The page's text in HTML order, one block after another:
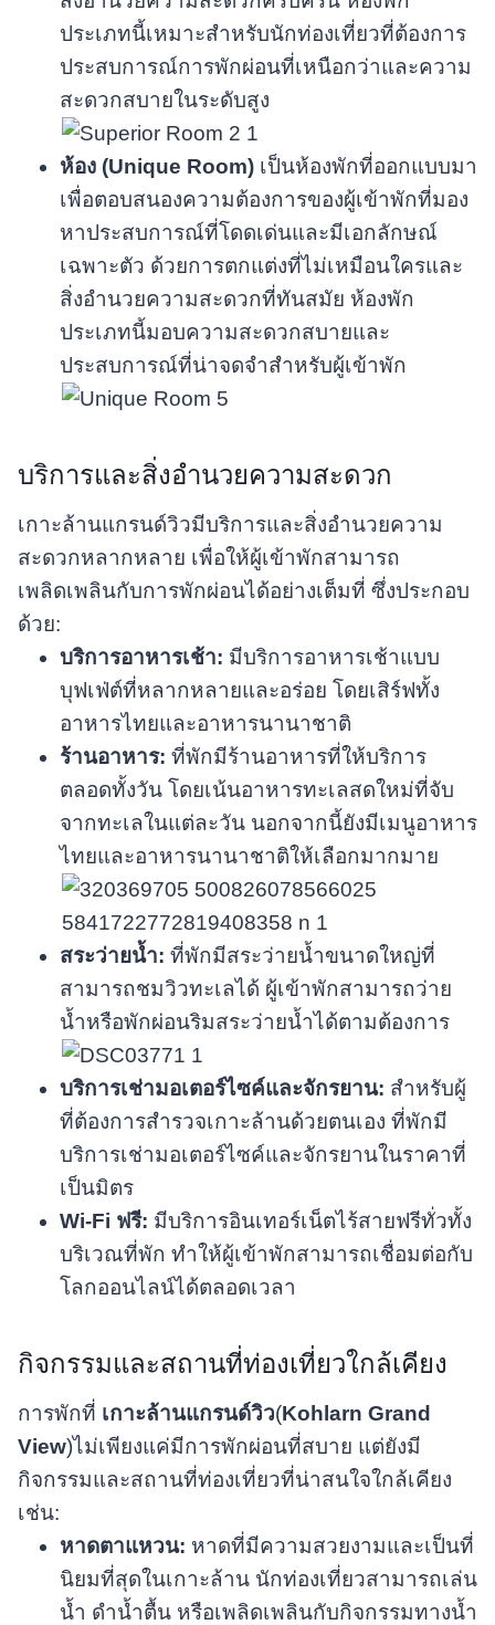
ประเภทนี้เหมาะสำหรับนักท่องเที่ยวที่ต้องการ
ประสบการณ์การพักผ่อนที่เหนือกว่าและความ
สะดวกสบายในระดับสูง
ห้อง (Unique Room) เป็นห้องพักที่ออกแบบมา
เพื่อตอบสนองความต้องการของผู้เข้าพักที่มอง
หาประสบการณ์ที่โดดเด่นและมีเอกลักษณ์
เฉพาะตัว ด้วยการตกแต่งที่ไม่เหมือนใครและ
สิ่งอำนวยความสะดวกที่ทันสมัย ห้องพัก
ประเภทนี้มอบความสะดวกสบายและ
ประสบการณ์ที่น่าจดจำสำหรับผู้เข้าพัก
บริการและสิ่งอำนวยความสะดวก
เกาะล้านแกรนด์วิวมีบริการและสิ่งอำนวยความ
สะดวกหลากหลาย เพื่อให้ผู้เข้าพักสามารถ
เพลิดเพลินกับการพักผ่อนได้อย่างเต็มที่ ซึ่งประกอบ
ด้วย:
บริการอาหารเช้า: มีบริการอาหารเช้าแบบ
บุฟเฟ่ต์ที่หลากหลายและอร่อย โดยเสิร์ฟทั้ง
อาหารไทยและอาหารนานาชาติ
ร้านอาหาร: ที่พักมีร้านอาหารที่ให้บริการ
ตลอดทั้งวัน โดยเน้นอาหารทะเลสดใหม่ที่จับ
จากทะเลในแต่ละวัน นอกจากนี้ยังมีเมนูอาหาร
ไทยและอาหารนานาชาติให้เลือกมากมาย
สระว่ายน้ำ: ที่พักมีสระว่ายน้ำขนาดใหญ่ที่
สามารถชมวิวทะเลได้ ผู้เข้าพักสามารถว่าย
น้ำหรือพักผ่อนริมสระว่ายน้ำได้ตามต้องการ
บริการเช่ามอเตอร์ไซค์และจักรยาน: สำหรับผู้
ที่ต้องการสำรวจเกาะล้านด้วยตนเอง ที่พักมี
บริการเช่ามอเตอร์ไซค์และจักรยานในราคาที่
เป็นมิตร
Wi-Fi ฟรี: มีบริการอินเทอร์เน็ตไร้สายฟรีทั่วทั้ง
บริเวณที่พัก ทำให้ผู้เข้าพักสามารถเชื่อมต่อกับ
โลกออนไลน์ได้ตลอดเวลา
กิจกรรมและสถานที่ท่องเที่ยวใกล้เคียง
การพักที่ เกาะล้านแกรนด์วิว(Kohlarn Grand
View)ไม่เพียงแค่มีการพักผ่อนที่สบาย แต่ยังมี
กิจกรรมและสถานที่ท่องเที่ยวที่น่าสนใจใกล้เคียง
เช่น:
หาดตาแหวน: หาดที่มีความสวยงามและเป็นที่
นิยมที่สุดในเกาะล้าน นักท่องเที่ยวสามารถเล่น
น้ำ ดำน้ำตื้น หรือเพลิดเพลินกับกิจกรรมทางน้ำ